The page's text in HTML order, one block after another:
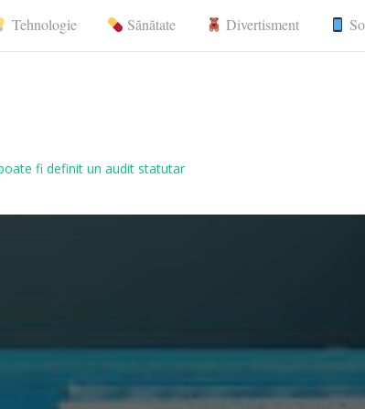
Tehnologie Sănătate Divertisment
fi definit un audit statutar